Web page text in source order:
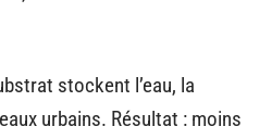
stockent l’eau, la
urbains. Résultat : moins